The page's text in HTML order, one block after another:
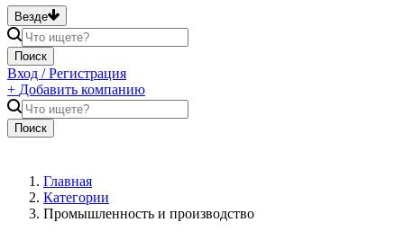
Везде
Поиск
Вход / Регистрация
+ Добавить компанию
Поиск
Главная
Категории
Промышленность и производство